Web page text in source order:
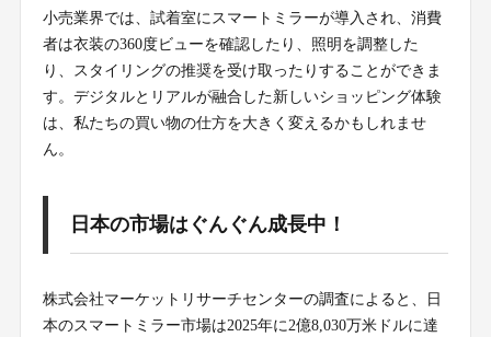
小売業界では、試着室にスマートミラーが導入され、消費
者は衣装の360度ビューを確認したり、照明を調整した
り、スタイリングの推奨を受け取ったりすることができま
す。デジタルとリアルが融合した新しいショッピング体験
は、私たちの買い物の仕方を大きく変えるかもしれませ
ん。
日本の市場はぐんぐん成長中！
株式会社マーケットリサーチセンターの調査によると、日
本のスマートミラー市場は2025年に2億8,030万米ドルに達